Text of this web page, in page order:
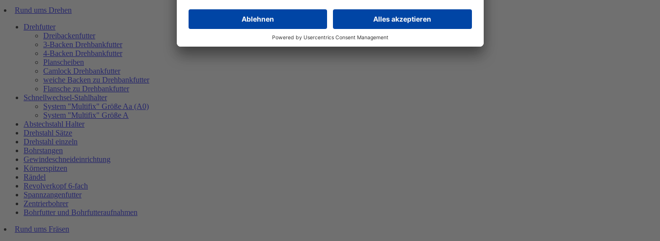
Rund ums Drehen
Drehfutter
Dreibackenfutter
3-Backen Drehbankfutter
4-Backen Drehbankfutter
Planscheiben
Camlock Drehbankfutter
weiche Backen zu Drehbankfutter
Flansche zu Drehbankfutter
Schnellwechsel-Stahlhalter
System "Multifix" Größe Aa (A0)
System "Multifix" Größe A
Abstechstahl Halter
Drehstahl Sätze
Drehstahl einzeln
Bohrstangen
Gewindeschneideinrichtung
Körnerspitzen
Rändel
Revolverkopf 6-fach
Spannzangenfutter
Zentrierbohrer
Bohrfutter und Bohrfutteraufnahmen
Rund ums Fräsen